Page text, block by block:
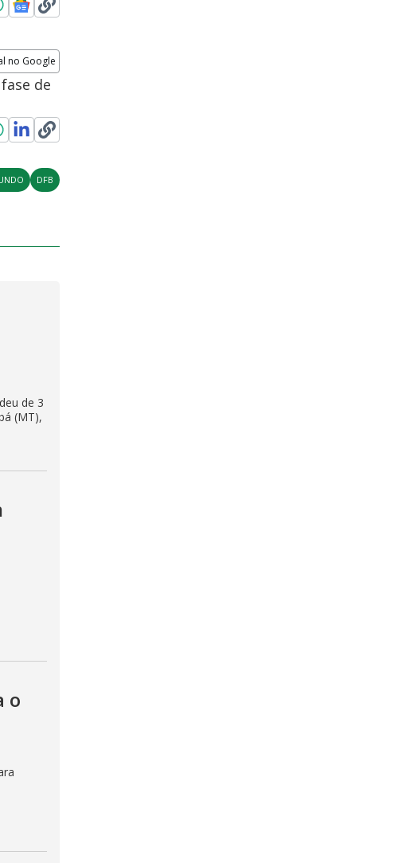
no Google
de
DFB
de 3
(MT),
o